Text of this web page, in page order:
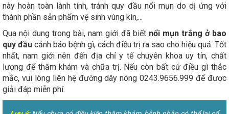
này hoàn toàn lành tính, tránh quy đầu nổi mụn do dị ứng với
thành phần sản phẩm vệ sinh vùng kín,...
Qua nội dung trong bài, nam giới đã biết nổi mụn trắng ở bao
quy đầu cảnh báo bệnh gì, cách điều trị ra sao cho hiệu quả. Tốt
nhất, nam giới nên đến địa chỉ y tế chuyên khoa uy tín, chất
lượng để thăm khám và chữa trị. Nếu còn bất cứ điều gì thắc
mắc, vui lòng liên hệ đường dây nóng 0243.9656.999 để được
giải đáp miễn phí.